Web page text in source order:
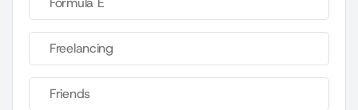
Freelancing
Friends